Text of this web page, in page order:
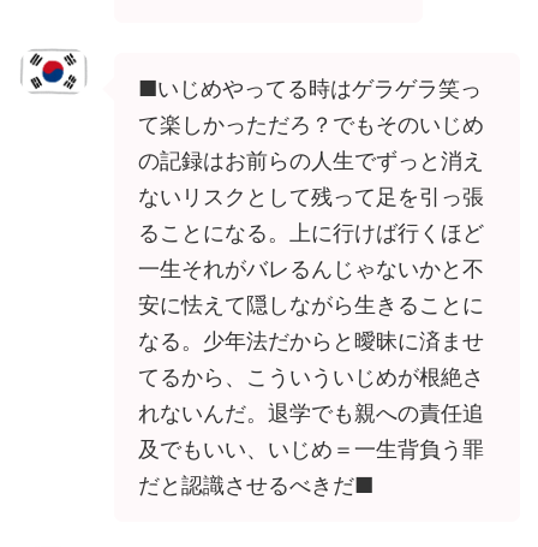
■いじめやってる時はゲラゲラ笑っ
て楽しかっただろ？でもそのいじめ
の記録はお前らの人生でずっと消え
ないリスクとして残って足を引っ張
ることになる。上に行けば行くほど
一生それがバレるんじゃないかと不
安に怯えて隠しながら生きることに
なる。少年法だからと曖昧に済ませ
てるから、こういういじめが根絶さ
れないんだ。退学でも親への責任追
及でもいい、いじめ＝一生背負う罪
だと認識させるべきだ■